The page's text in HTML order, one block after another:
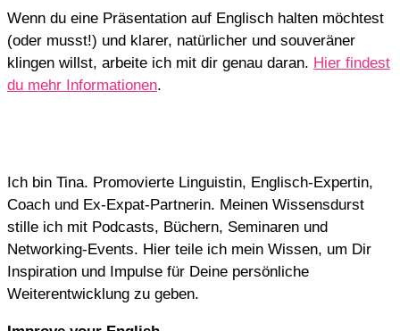
Wenn du eine Präsentation auf Englisch halten möchtest
(oder musst!) und klarer, natürlicher und souveräner
klingen willst, arbeite ich mit dir genau daran. Hier findest
du mehr Informationen.
Ich bin Tina. Promovierte Linguistin, Englisch-Expertin,
Coach und Ex-Expat-Partnerin. Meinen Wissensdurst
stille ich mit Podcasts, Büchern, Seminaren und
Networking-Events. Hier teile ich mein Wissen, um Dir
Inspiration und Impulse für Deine persönliche
Weiterentwicklung zu geben.